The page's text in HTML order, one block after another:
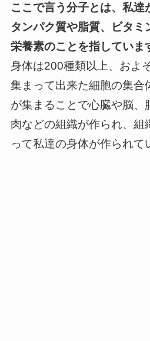
ここで言う分子とは、私達
タンパク質や脂質、ビタミ
栄養素のことを指していま
身体は200種類以上、およ
集まって出来た細胞の集合
が集まることで心臓や脳、
肉などの組織が作られ、組
って私達の身体が作られて